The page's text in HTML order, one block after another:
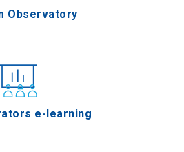
Observatory
e-learning